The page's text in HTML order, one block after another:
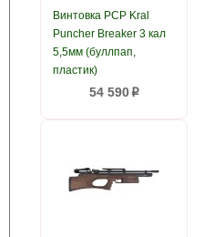
Винтовка PCP Kral
Puncher Breaker 3 кал
5,5мм (буллпап,
пластик)
54 590p